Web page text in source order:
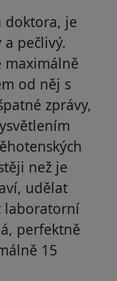
doktora, je
pečlivý.
maximálně
od něj s
zprávy,
než je
udělat
laboratorní
perfektně
15